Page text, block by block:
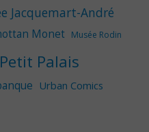
Jacquemart-André
Monet Musée Rodin
Petit Palais
Urban Comics